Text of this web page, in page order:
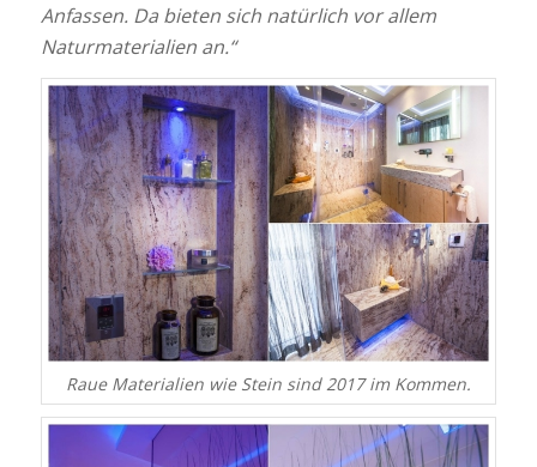
Anfassen. Da bieten sich natürlich vor allem
Naturmaterialien an.“
Raue Materialien wie Stein sind 2017 im Kommen.